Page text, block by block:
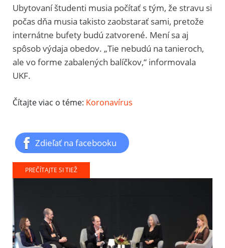
Ubytovaní študenti musia počítať s tým, že stravu si
počas dňa musia takisto zaobstarať sami, pretože
internátne bufety budú zatvorené. Mení sa aj
spôsob výdaja obedov. „Tie nebudú na tanieroch,
ale vo forme zabalených balíčkov,“ informovala
UKF.
Čítajte viac o téme: Koronavírus
Zdieľať na facebooku
PREČÍTAJTE SI TIEŽ